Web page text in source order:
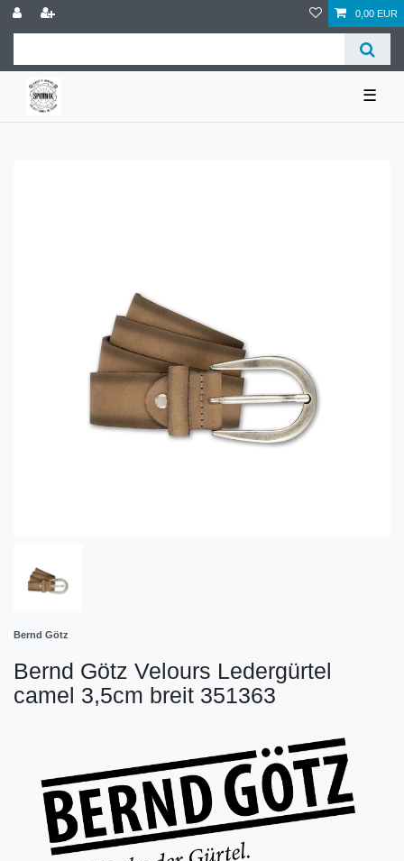
0,00 EUR
☰
Bernd Götz
Bernd Götz Velours Ledergürtel
camel 3,5cm breit 351363